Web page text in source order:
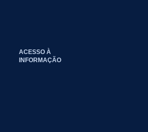
ACESSO À
INFORMAÇÃO